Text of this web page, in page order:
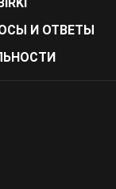
И ОТВЕТЫ